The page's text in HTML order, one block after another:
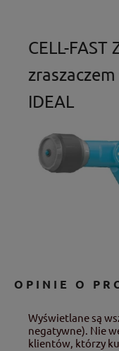
CELL-
IDEAL
OPINIE O
Wyświetlane są
negatywne). Nie
klientów, którzy